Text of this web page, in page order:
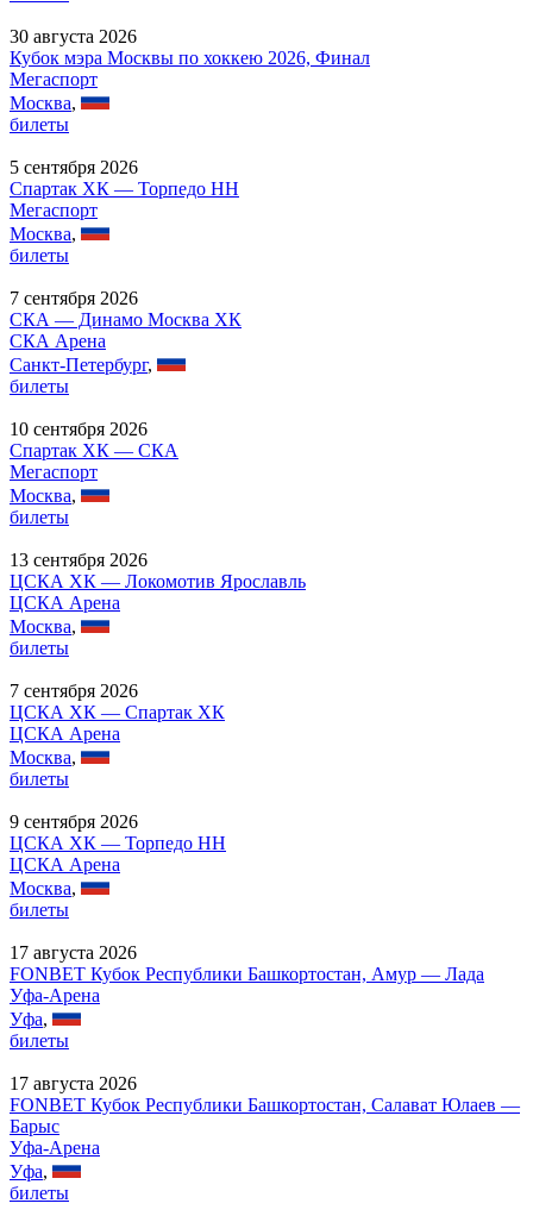
30 августа 2026
Кубок мэра Москвы по хоккею 2026, Финал
Мегаспорт
Москва,
билеты
5 сентября 2026
Спартак ХК — Торпедо НН
Мегаспорт
Москва,
билеты
7 сентября 2026
СКА — Динамо Москва ХК
СКА Арена
Санкт-Петербург,
билеты
10 сентября 2026
Спартак ХК — СКА
Мегаспорт
Москва,
билеты
13 сентября 2026
ЦСКА ХК — Локомотив Ярославль
ЦСКА Арена
Москва,
билеты
7 сентября 2026
ЦСКА ХК — Спартак ХК
ЦСКА Арена
Москва,
билеты
9 сентября 2026
ЦСКА ХК — Торпедо НН
ЦСКА Арена
Москва,
билеты
17 августа 2026
FONBET Кубок Республики Башкортостан, Амур — Лада
Уфа-Арена
Уфа,
билеты
17 августа 2026
FONBET Кубок Республики Башкортостан, Салават Юлаев —
Барыс
Уфа-Арена
Уфа,
билеты